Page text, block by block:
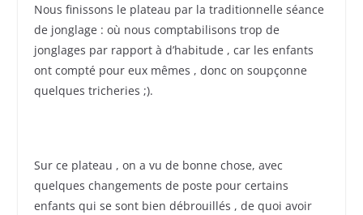
Nous finissons le plateau par la traditionnelle séance
de jonglage : où nous comptabilisons trop de
jonglages par rapport à d’habitude , car les enfants
ont compté pour eux mêmes , donc on soupçonne
quelques tricheries ;).
Sur ce plateau , on a vu de bonne chose, avec
quelques changements de poste pour certains
enfants qui se sont bien débrouillés , de quoi avoir